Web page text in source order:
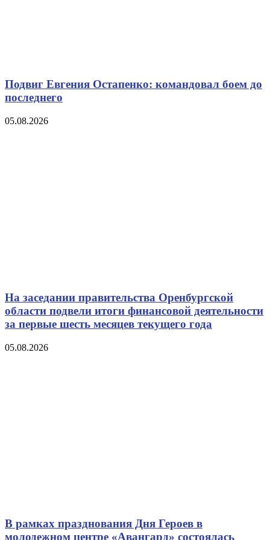
Подвиг Евгения Остапенко: командовал боем до
последнего
05.08.2026
На заседании правительства Оренбургской
области подвели итоги финансовой деятельности
за первые шесть месяцев текущего года
05.08.2026
В рамках празднования Дня Героев в
молодежном центре «Авангард» состоялась